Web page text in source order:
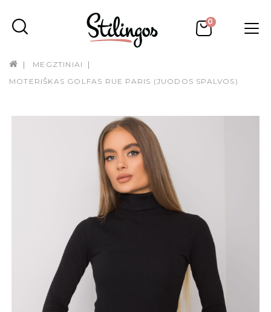
0
MEGZTINIAI
MOTERIŠKAS GOLFAS RUE PARIS (JUODOS SPALVOS)